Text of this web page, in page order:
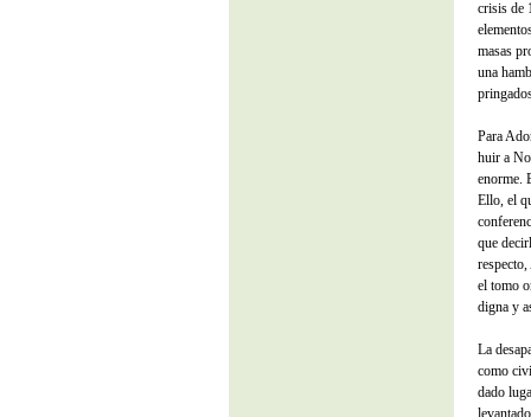
crisis de
masas
una
Para
huir a
enorme.
Ello, el
que
el tomo
digna y
La
como
dado